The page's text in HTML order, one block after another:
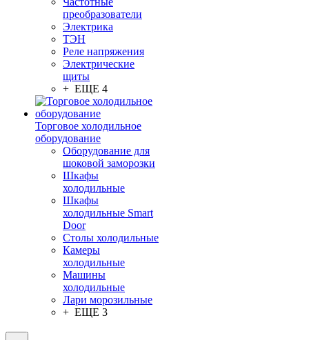
преобразователи
Электрика
ТЭН
Реле напряжения
Электрические
щиты
+ ЕЩЕ 4
Торговое холодильное
оборудование
Оборудование для
шоковой заморозки
Шкафы
холодильные
Шкафы
холодильные Smart
Door
Столы холодильные
Камеры
холодильные
Машины
холодильные
Лари морозильные
+ ЕЩЕ 3